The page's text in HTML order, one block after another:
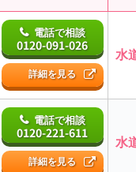
電話で相談
0120-091-026
詳細を見る
水
電話で相談
0120-221-611
詳細を見る
水